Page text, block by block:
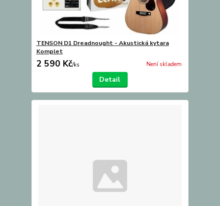
TENSON D1 Dreadnought - Akustická kytara
Komplet
2 590 Kč/ks Není skladem
Detail